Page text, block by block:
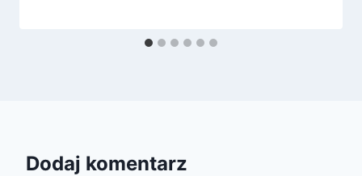
Dodaj komentarz